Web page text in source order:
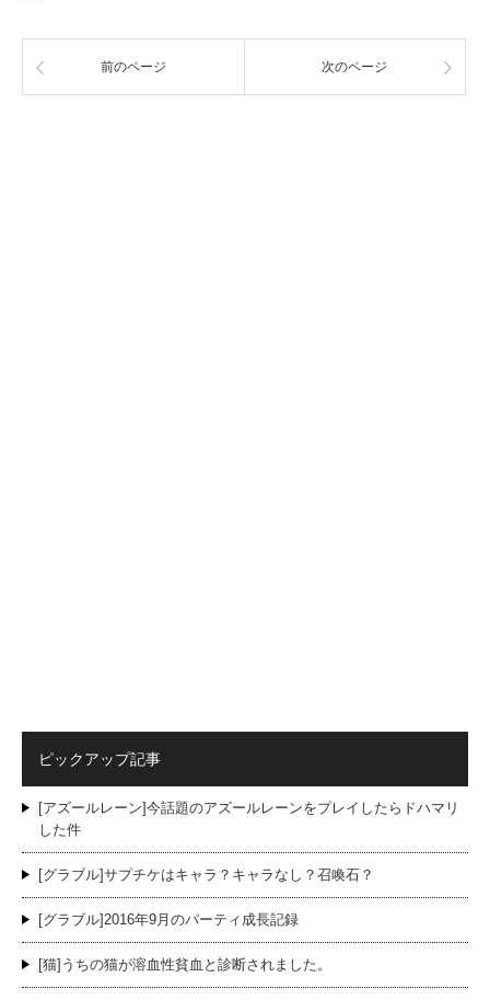
前のページ 次のページ
ピックアップ記事
[アズールレーン]今話題のアズールレーンをプレイしたらドハマリ
した件
[グラブル]サプチケはキャラ？キャラなし？召喚石？
[グラブル]2016年9月のパーティ成長記録
[猫]うちの猫が溶血性貧血と診断されました。